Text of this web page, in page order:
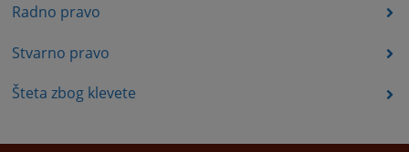
Radno pravo
Stvarno pravo
Šteta zbog klevete